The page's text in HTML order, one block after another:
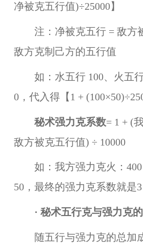
净被克五行值)÷25000】
注：净被克五行 = 敌方
敌方克制己方的五行值
如：水五行 100、火五
0，代入得【1 +
秘术强力克系数= 1 + (
敌方被克五行值) ÷ 10000
如：我方强力克火：
50，最终的强力克系数就是3
· 秘术五行克与强力克的
随五行与强力克的总加